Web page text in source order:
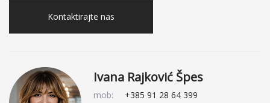
Kontaktirajte nas
Ivana Rajković Špes
mob:
+385 91 28 64 399